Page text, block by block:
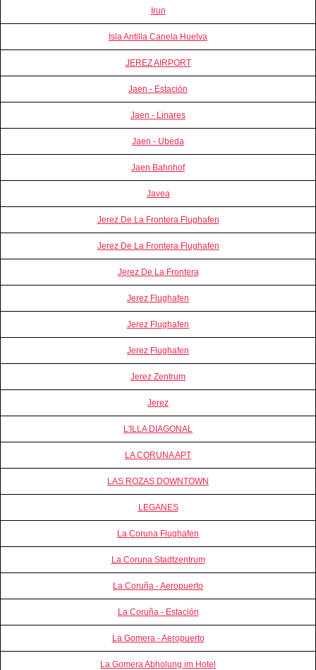
Irun
Isla Antilla Canela Huelva
JEREZ AIRPORT
Jaen - Estación
Jaen - Linares
Jaen - Ubeda
Jaen Bahnhof
Javea
Jerez De La Frontera Flughafen
Jerez De La Frontera Flughafen
Jerez De La Frontera
Jerez Flughafen
Jerez Flughafen
Jerez Flughafen
Jerez Zentrum
Jerez
L'ILLA DIAGONAL
LA CORUNA APT
LAS ROZAS DOWNTOWN
LEGANES
La Coruna Flughafen
La Coruna Stadtzentrum
La Coruña - Aeropuerto
La Coruña - Estación
La Gomera - Aeropuerto
La Gomera Abholung im Hotel